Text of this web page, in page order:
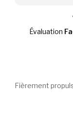
Évaluation
Fièrement